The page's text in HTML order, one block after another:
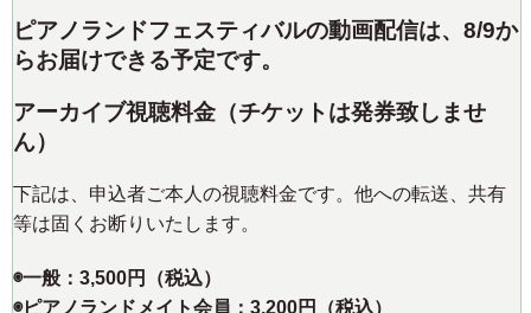
ピアノランドフェスティバルの動画配信は、8/9か
らお届けできる予定です。
アーカイブ視聴料金（チケットは発券致しませ
ん）
下記は、申込者ご本人の視聴料金です。他への転送、共有
等は固くお断りいたします。
◉一般：3,500円（税込）
◉ピアノランドメイト会員：3,200円（税込）